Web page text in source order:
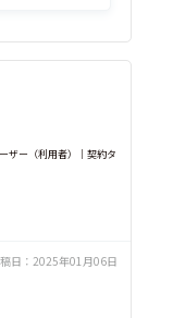
ザー（利用者）｜契約タ
日： 2025年01月06日